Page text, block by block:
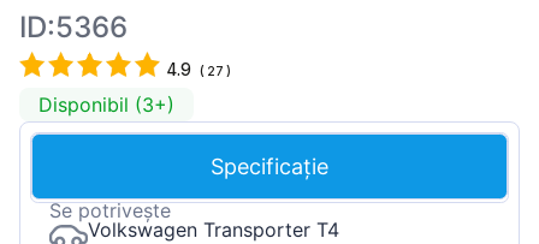
ID:5366
4.9 ( 27 )
Disponibil (3+)
Specificație
Se potrivește
Volkswagen Transporter T4